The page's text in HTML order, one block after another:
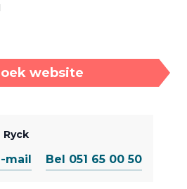
website
Ryck
mail Bel 051 65 00 50